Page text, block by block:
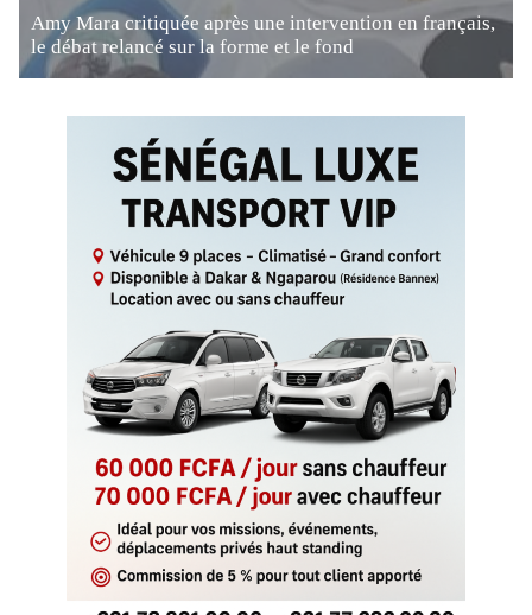
Amy Mara critiquée après une intervention en français,
le débat relancé sur la forme et le fond